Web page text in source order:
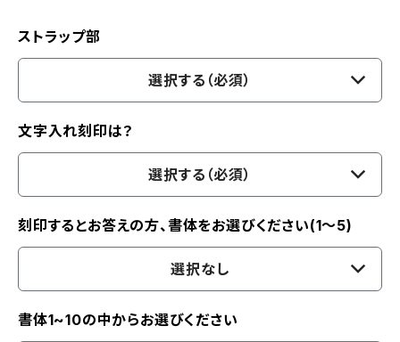
ストラップ部
選択する（必須）
文字入れ刻印は？
選択する（必須）
刻印するとお答えの方、書体をお選びください(1～5)
選択なし
書体1~10の中からお選びください